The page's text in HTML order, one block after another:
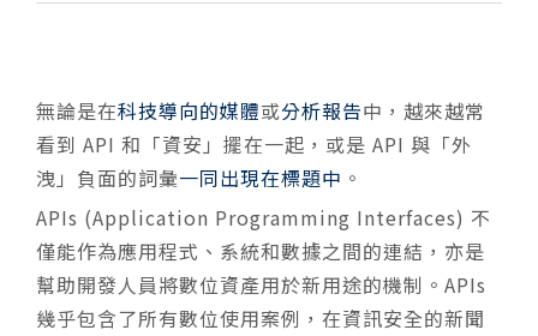
無論是在科技導向的媒體或分析報告中，越來越常
看到 API 和「資安」擺在一起，或是 API 與「外
洩」負面的詞彙一同出現在標題中 。
APIs (Application Programming Interfaces) 不
僅能作為應用程式、系統和數據之間的連結，亦是
幫助開發人員將數位資產用於新用途的機制。APIs
幾乎包含了所有數位使用案例，在資訊安全的新聞